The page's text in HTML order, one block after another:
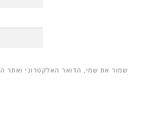
שמור את שמי, הדואר האלקטרוני ואתר